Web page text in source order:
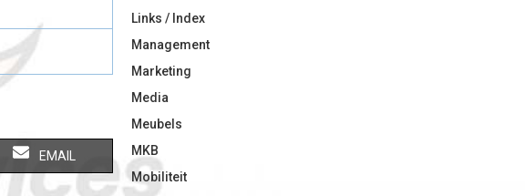
S
H
EMAIL
Links / Index
Management
Marketing
Media
Meubels
MKB
Mobiliteit